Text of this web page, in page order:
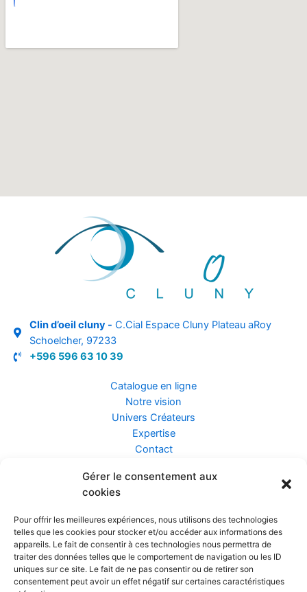
Gérer le consentement aux
cookies
Pour offrir les meilleures expériences, nous utilisons des technologies
telles que les cookies pour stocker et/ou accéder aux informations des
appareils. Le fait de consentir à ces technologies nous permettra de
traiter des données telles que le comportement de navigation ou les ID
uniques sur ce site. Le fait de ne pas consentir ou de retirer son
consentement peut avoir un effet négatif sur certaines caractéristiques
Clin d’oeil cluny - C.Cial Espace Cluny Plateau aRoy
Schoelcher, 97233
+596 596 63 10 39
Catalogue en ligne
Notre vision
Univers Créateurs
Expertise
Contact
Assurance ZEN
Confidentialité et Données
Conditions Générales de Vente